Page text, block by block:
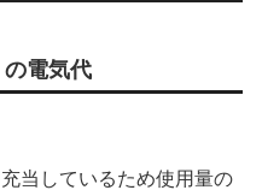
電気代
当しているため使用量の